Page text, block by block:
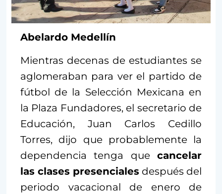
Abelardo Medellín
Mientras decenas de estudiantes se
aglomeraban para ver el partido de
fútbol de la Selección Mexicana en
la Plaza Fundadores, el secretario de
Educación, Juan Carlos Cedillo
Torres, dijo que probablemente la
dependencia tenga que cancelar
las clases presenciales después del
periodo vacacional de enero de